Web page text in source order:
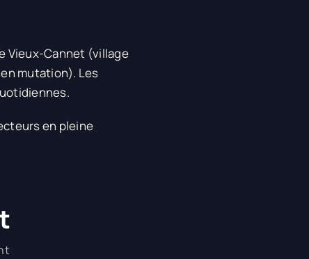
Vieux-Cannet (village
mutation). Les
en pleine